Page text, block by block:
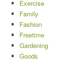
Exercise
Family
Fashion
Freetime
Gardening
Goods